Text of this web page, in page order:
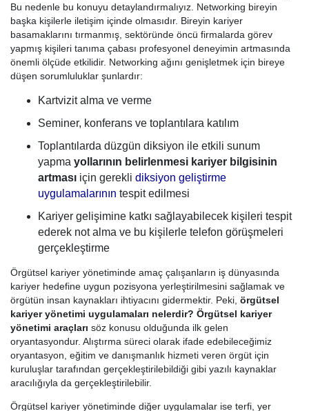
Bu nedenle bu konuyu detaylandırmalıyız. Networking bireyin
başka kişilerle iletişim içinde olmasıdır. Bireyin kariyer
basamaklarını tırmanmış, sektöründe öncü firmalarda görev
yapmış kişileri tanıma çabası profesyonel deneyimin artmasında
önemli ölçüde etkilidir. Networking ağını genişletmek için bireye
düşen sorumluluklar şunlardır:
Kartvizit alma ve verme
Seminer, konferans ve toplantılara katılım
Toplantılarda düzgün diksiyon ile etkili sunum
yapma yollarının belirlenmesi kariyer bilgisinin
artması için gerekli diksiyon geliştirme
uygulamalarının tespit edilmesi
Kariyer gelişimine katkı sağlayabilecek kişileri tespit
ederek not alma ve bu kişilerle telefon görüşmeleri
gerçekleştirme
Örgütsel kariyer yönetiminde amaç çalışanların iş dünyasında
kariyer hedefine uygun pozisyona yerleştirilmesini sağlamak ve
örgütün insan kaynakları ihtiyacını gidermektir. Peki, örgütsel
kariyer yönetimi uygulamaları nelerdir? Örgütsel kariyer
yönetimi araçları söz konusu olduğunda ilk gelen
oryantasyondur. Alıştırma süreci olarak ifade edebileceğimiz
oryantasyon, eğitim ve danışmanlık hizmeti veren örgüt için
kuruluşlar tarafından gerçekleştirilebildiği gibi yazılı kaynaklar
aracılığıyla da gerçekleştirilebilir.
Örgütsel kariyer yönetiminde diğer uygulamalar ise terfi, yer